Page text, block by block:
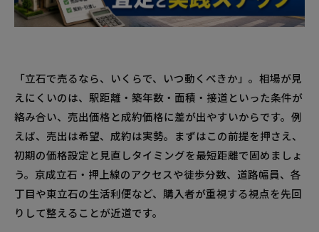
「立石で売るなら、いくらで、いつ動くべきか」。相場が見
えにくいのは、駅距離・築年数・面積・接道といった条件が
絡み合い、売出価格と成約価格に差が出やすいからです。例
えば、売出は希望、成約は実勢。まずはこの前提を押さえ、
初期の価格設定と見直しタイミングを最短距離で固めましょ
う。京成立石・押上線のアクセスや徒歩分数、道路幅員、各
丁目や東立石の生活利便など、購入者が重視する視点を先回
りして整えることが近道です。